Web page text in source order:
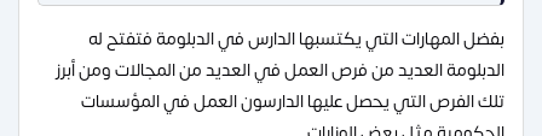
بفضل المهارات التي يكتسبها الدارس في الدبلومة فتفتح له
الدبلومة العديد من فرص العمل في العديد من المجالات ومن أبرز
تلك الفرص التي يحصل عليها الدارسون العمل في المؤسسات